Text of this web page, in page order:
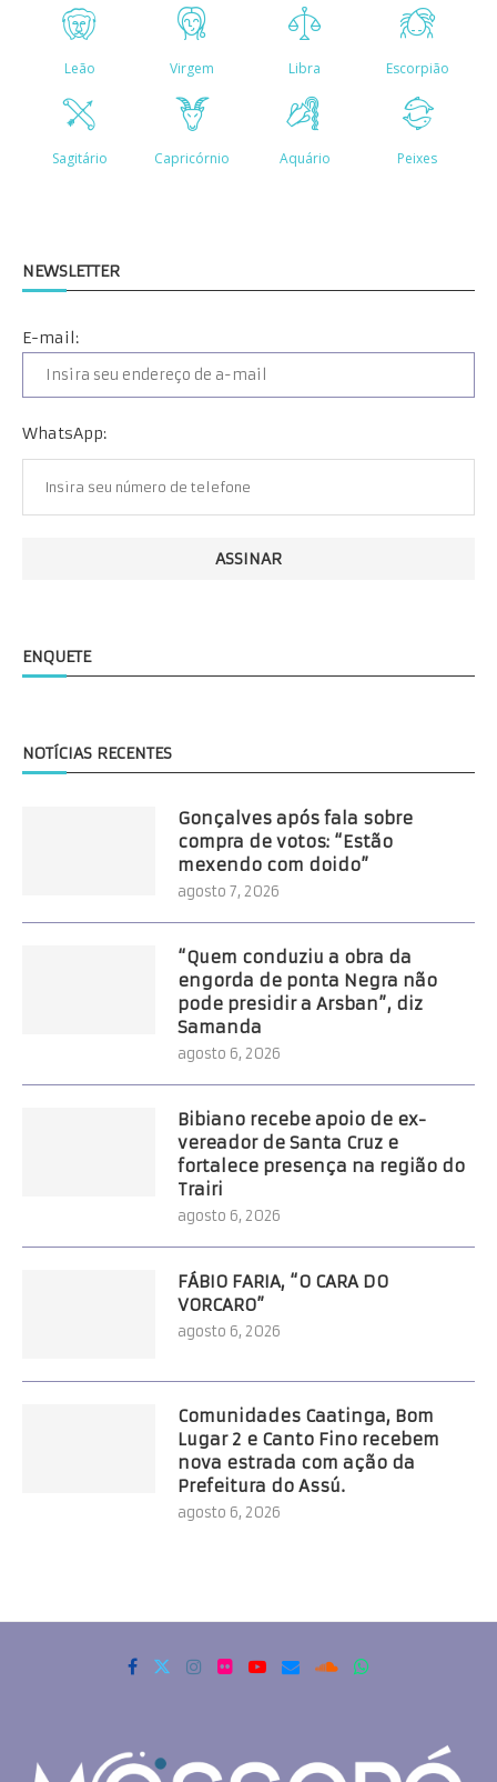
NEWSLETTER
E-mail:
WhatsApp:
ENQUETE
NOTÍCIAS RECENTES
Gonçalves após fala sobre
compra de votos: “Estão
mexendo com doido”
agosto 7, 2026
“Quem conduziu a obra da
engorda de ponta Negra não
pode presidir a Arsban”, diz
Samanda
agosto 6, 2026
Bibiano recebe apoio de ex-
vereador de Santa Cruz e
fortalece presença na região do
Trairi
agosto 6, 2026
FÁBIO FARIA, “O CARA DO
VORCARO”
agosto 6, 2026
Comunidades Caatinga, Bom
Lugar 2 e Canto Fino recebem
nova estrada com ação da
Prefeitura do Assú.
agosto 6, 2026